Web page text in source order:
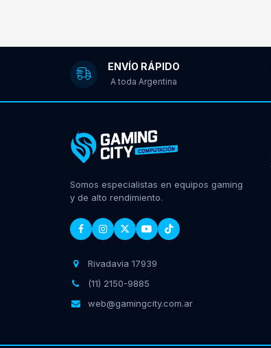
ENVÍO RÁPIDO
A toda Argentina
Somos especialistas en equipos gaming
y de alto rendimiento.
Rivadavia 17939
(11) 2150-9885
web@gamingcity.com.ar